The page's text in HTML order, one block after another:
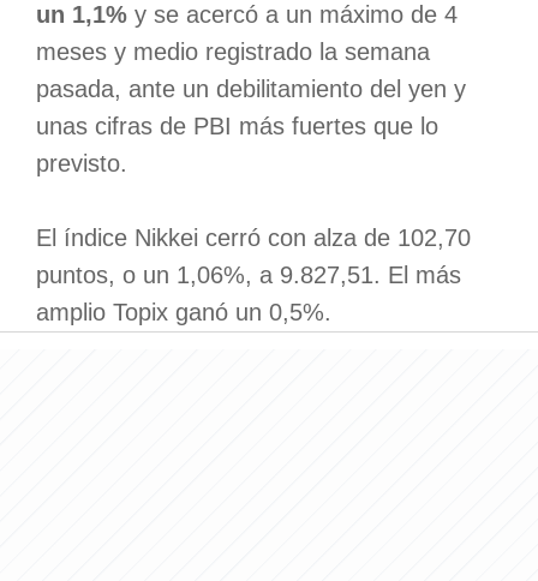
un 1,1% y se acercó a un máximo de 4
meses y medio registrado la semana
pasada, ante un debilitamiento del yen y
unas cifras de PBI más fuertes que lo
previsto.
El índice Nikkei cerró con alza de 102,70
puntos, o un 1,06%, a 9.827,51. El más
amplio Topix ganó un 0,5%.